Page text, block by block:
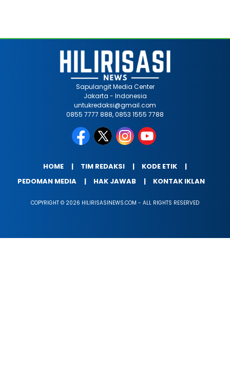
Sapulangit Media Center
Jakarta - Indonesia
untukredaksi@gmail.com
0855 7777 888, 0853 1555 7788
HOME TIM REDAKSI
KODE ETIK
PEDOMAN MEDIA
HAK JAWAB KONTAK IKLAN
COPYRIGHT © 2026 HILIRISASINEWS.COM - ALL RIGHTS RESERVED